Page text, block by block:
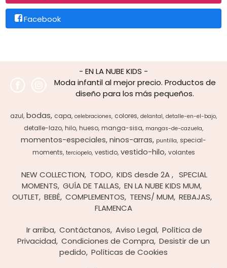
Facebook
- EN LA NUBE KIDS -
Moda infantil al mejor precio. Productos de
diseño para los más pequeños.
azul bodas capa celebraciones colores delantal detalle-en-el-bajo
detalle-lazo hilo hueso manga-sisa mangas-de-cazuela
momentos-especiales ninos-arras puntilla special-
moments terciopelo vestido vestido-hilo volantes
NEW COLLECTION TODO KIDS desde 2A
SPECIAL
MOMENTS GUÍA DE TALLAS EN LA NUBE KIDS MUM
OUTLET BEBÉ COMPLEMENTOS TEENS/ MUM REBAJAS
FLAMENCA
Ir arriba Contáctanos Aviso Legal Política de
Privacidad Condiciones de Compra Desistir de un
pedido Políticas de Cookies